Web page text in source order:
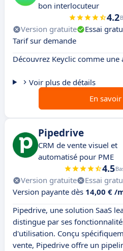
bon interlocuteur
4.2
Version gratuite Essai
Tarif sur demande
Découvrez Keyclic comme
Voir plus de détails
En
Pipedrive
CRM de vente visuel et
automatisé pour PME
4.5
Version gratuite Essai
Version payante dès 14,00 € /
Pipedrive, une solution SaaS
distingue par ses
d'utilisation. Conçu
vente, Pipedrive offre un